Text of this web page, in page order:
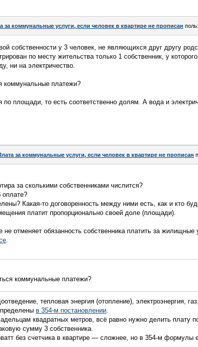
за коммунальные услуги, если человек в квартире не прописан
собственности у 3 человек, не являющихся друг другу
по месту жительства только 1 собственник, у
ни на электричество.
коммунальные платежи?
по площади, то есть соответственно долям. А вода и
за коммунальные услуги, если человек в квартире не прописан
за сколькими собственниками числится?
оплате?
Какая-то договоренность между ними есть, как и кто
платит пропорционально своей доле (площади).
не отменяет обязанность собственника платить за
.
коммунальные платежи?
тепловая энергия (отопление), электроэнергия,
в 354-м постановлении.
квадратных метров, всё равно нужно делить плату
сумму 3 собственника.
без счетчика в квартире — сложнее, но в 354-м формулы